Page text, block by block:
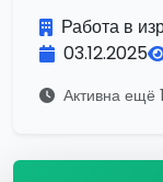
Работа в
03.12.2025
Активна ещё